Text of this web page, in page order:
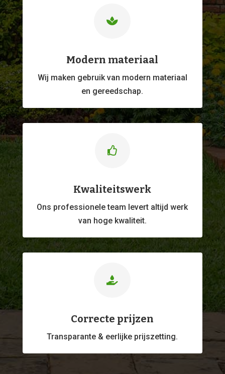

Modern materiaal
Wij maken gebruik van modern materiaal
en gereedschap.

Kwaliteitswerk
Ons professioneleteam levert altijd werk
van hoge kwaliteit.

Correcte prijzen
Transparante & eerlijke prijszetting.